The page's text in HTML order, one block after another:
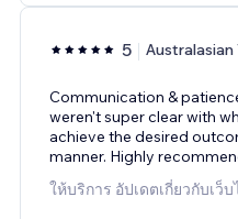
5 Australasian
Communication &
weren't super clear with
achieve the desired
manner. Highly
ให้บริการ อัปเดตเกี่ยวกับเว็